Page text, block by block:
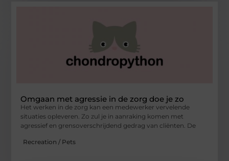
Omgaan met agressie in de zorg doe je zo
Het werken in de zorg kan een medewerker vervelende
situaties opleveren. Zo zul je in aanraking komen met
agressief en grensoverschrijdend gedrag van cliënten. De
Recreation / Pets